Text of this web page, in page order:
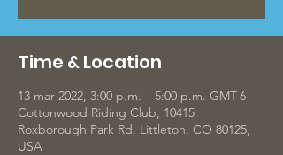
Time & Location
13 mar 2022, 3:00 p.m. – 5:00 p.m. GMT-6
Cottonwood Riding Club, 10415
Roxborough Park Rd, Littleton, CO 80125,
USA